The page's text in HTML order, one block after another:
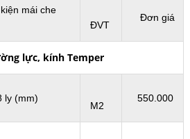
mái che
ĐVT
Đơn giá
lực, kính Temper
ly (mm)
M2
550.000